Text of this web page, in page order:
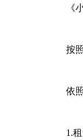
《小
按照“
依照《
1.租